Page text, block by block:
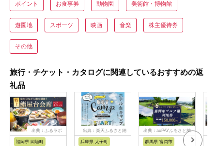
ポイント お食事券 動物園 美術館・博物館
遊園地 スポーツ 映画 音楽 株主優待券
その他
旅行・チケット・カタログに関連しているおすすめの返
礼品
出典：ふるラボ
福岡県 岡垣町
出典：楽天ふるさと納
兵庫県 太子町
出典：auPAYふるさと納
群馬県 富岡市